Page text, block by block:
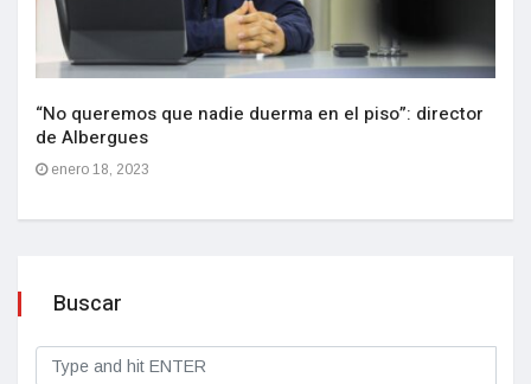
“No queremos que nadie duerma en el piso”: director
de Albergues
enero 18, 2023
Buscar